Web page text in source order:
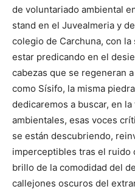
de voluntariado ambiental
stand en el Juvealmeria y
colegio de Carchuna, con
estar predicando en el
cabezas que se regeneran
como Sísifo, la misma
dedicaremos a buscar, en
ambientales, esas voces
se están descubriendo,
imperceptibles tras el ruido
brillo de la comodidad del
callejones oscuros del